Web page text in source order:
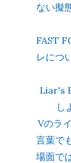
ない擬
FAST
レにつ
Liar's
し
Vのラ
言葉で
場面で